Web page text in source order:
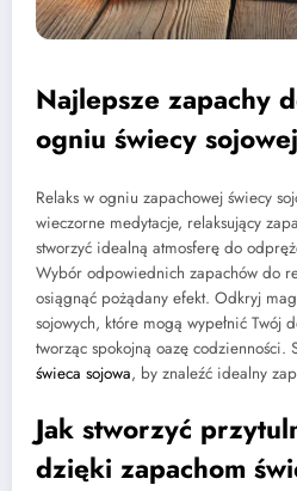
Najlepsze zapachy
ogniu świecy sojowej
Relaks w ogniu zapachowej świecy
wieczorne medytacje, relaksujący
stworzyć idealną atmosferę do
Wybór odpowiednich zapachów do
osiągnąć pożądany efekt. Odkryj
sojowych, które mogą wypełnić Twój
tworząc spokojną oazę codzienności.
świeca sojowa, by znaleźć idealny
Jak stworzyć
dzięki zapachom